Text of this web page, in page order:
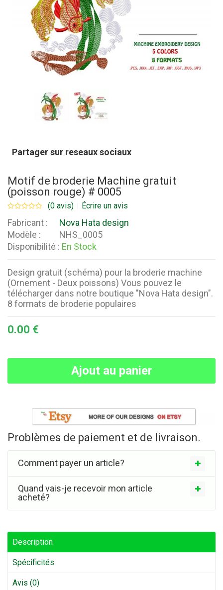
Partager sur reseaux sociaux
Motif de broderie Machine gratuit
(poisson rouge) # 0005
(0 avis) Écrire un avis
Fabricant :
Nova Hata design
Modèle :
NHS_0005
Disponibilité : En Stock
Design gratuit (schéma) pour la broderie machine
(Ornement - Deux poissons) Vous pouvez le
télécharger dans notre boutique "Nova Hata design".
8 formats de broderie populaires
0.00 €
Ajout au panier
Problèmes de paiement et de livraison.
Comment payer un article?
Quand vais-je recevoir mon article
acheté?
Description
Spécificités
Avis (0)